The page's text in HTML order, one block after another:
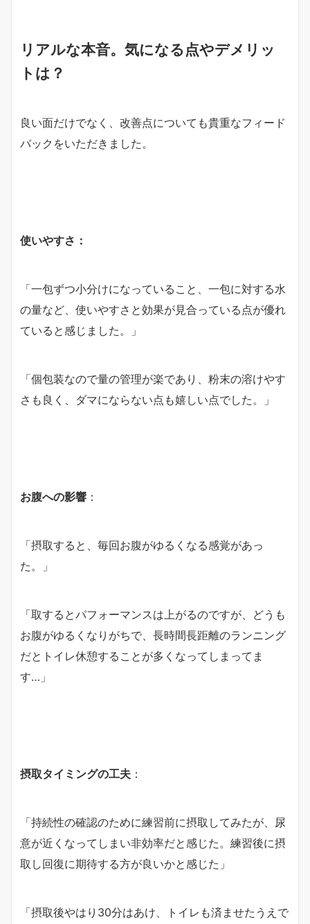
リアルな本音。気になる点やデメリッ
トは？
良い面だけでなく、改善点についても貴重なフィード
バックをいただきました。
使いやすさ：
「一包ずつ小分けになっていること、一包に対する水
の量など、使いやすさと効果が見合っている点が優れ
ていると感じました。」
「個包装なので量の管理が楽であり、粉末の溶けやす
さも良く、ダマにならない点も嬉しい点でした。」
お腹への影響 ：
「摂取すると、毎回お腹がゆるくなる感覚があっ
た。」
「取するとパフォーマンスは上がるのですが、どうも
お腹がゆるくなりがちで、長時間長距離のランニング
だとトイレ休憩することが多くなってしまってま
す…」
摂取タイミングの工夫 ：
「持続性の確認のために練習前に摂取してみたが、尿
意が近くなってしまい非効率だと感じた。練習後に摂
取し回復に期待する方が良いかと感じた」
「摂取後やはり30分はあけ、トイレも済ませたうえで